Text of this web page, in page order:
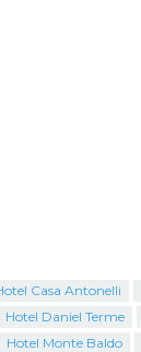
Casa Antonelli
Hotel Daniel Terme
Hotel Monte Baldo